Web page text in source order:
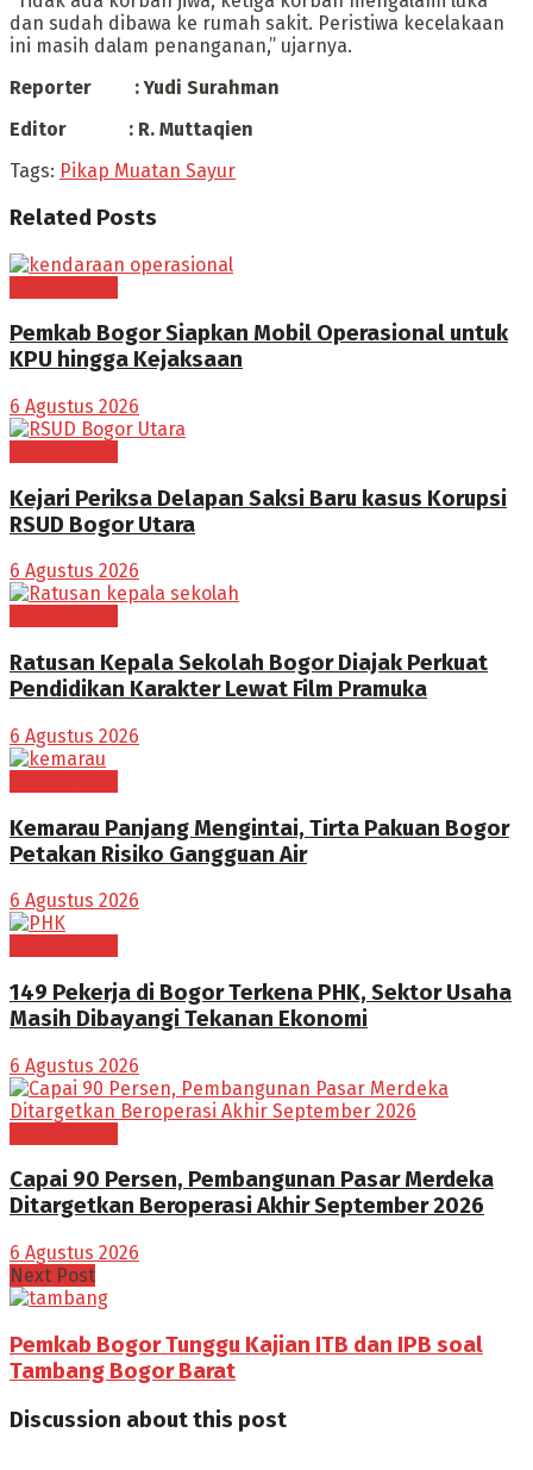
dan sudah dibawa ke rumah sakit. Peristiwa kecelakaan
ini masih dalam penanganan,” ujarnya.
Reporter : Yudi Surahman
Editor : R. Muttaqien
Tags: Pikap Muatan Sayur
Related Posts
Pemkab Bogor Siapkan Mobil Operasional untuk
KPU hingga Kejaksaan
6 Agustus 2026
Kejari Periksa Delapan Saksi Baru kasus Korupsi
RSUD Bogor Utara
6 Agustus 2026
Ratusan Kepala Sekolah Bogor Diajak Perkuat
Pendidikan Karakter Lewat Film Pramuka
6 Agustus 2026
Kemarau Panjang Mengintai, Tirta Pakuan Bogor
Petakan Risiko Gangguan Air
6 Agustus 2026
149 Pekerja di Bogor Terkena PHK, Sektor Usaha
Masih Dibayangi Tekanan Ekonomi
6 Agustus 2026
Capai 90 Persen, Pembangunan Pasar Merdeka
Ditargetkan Beroperasi Akhir September 2026
6 Agustus 2026
Next Post
Pemkab Bogor Tunggu Kajian ITB dan IPB soal
Tambang Bogor Barat
Discussion about this post